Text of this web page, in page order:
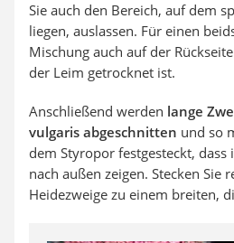
Sie auch den Bereich, auf dem
liegen, auslassen. Für einen
Mischung auch auf der
der Leim getrocknet ist.
Anschließend werden lange
vulgaris abgeschnitten und so
dem Styropor festgesteckt, dass
nach außen zeigen. Stecken Sie
Heidezweige zu einem breiten,